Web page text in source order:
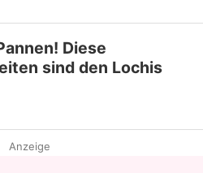
Diese
sind den Lochis
Anzeige